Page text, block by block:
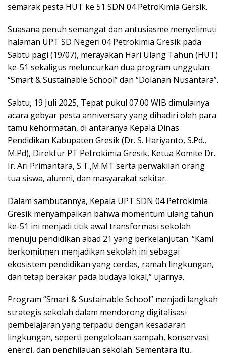
semarak pesta HUT ke 51 SDN 04 PetroKimia Gersik.
Suasana penuh semangat dan antusiasme menyelimuti
halaman UPT SD Negeri 04 Petrokimia Gresik pada
Sabtu pagi (19/07), merayakan Hari Ulang Tahun (HUT)
ke-51 sekaligus meluncurkan dua program unggulan:
“Smart & Sustainable School” dan “Dolanan Nusantara”.
Sabtu, 19 Juli 2025, Tepat pukul 07.00 WIB dimulainya
acara gebyar pesta anniversary yang dihadiri oleh para
tamu kehormatan, di antaranya Kepala Dinas
Pendidikan Kabupaten Gresik (Dr. S. Hariyanto, S.Pd.,
M.Pd), Direktur PT Petrokimia Gresik, Ketua Komite Dr.
Ir. Ari Primantara, S.T.,M.MT serta perwakilan orang
tua siswa, alumni, dan masyarakat sekitar.
Dalam sambutannya, Kepala UPT SDN 04 Petrokimia
Gresik menyampaikan bahwa momentum ulang tahun
ke-51 ini menjadi titik awal transformasi sekolah
menuju pendidikan abad 21 yang berkelanjutan. “Kami
berkomitmen menjadikan sekolah ini sebagai
ekosistem pendidikan yang cerdas, ramah lingkungan,
dan tetap berakar pada budaya lokal,” ujarnya.
Program “Smart & Sustainable School” menjadi langkah
strategis sekolah dalam mendorong digitalisasi
pembelajaran yang terpadu dengan kesadaran
lingkungan, seperti pengelolaan sampah, konservasi
energi, dan penghijauan sekolah. Sementara itu,